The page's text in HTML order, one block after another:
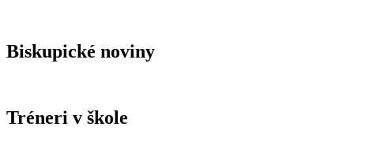
Biskupické noviny
Tréneri v škole